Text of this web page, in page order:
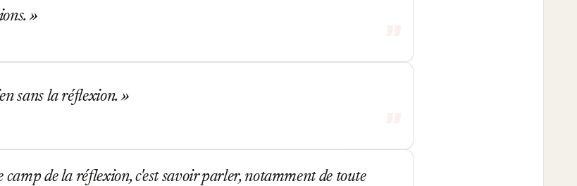
sans la réflexion.
camp de la réflexion, c'est savoir parler, notamment de toute